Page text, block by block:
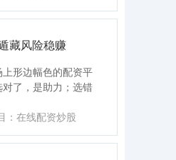
藏风险稳赚
形边幅色的配资平
了，是助力；选错
：在线配资炒股